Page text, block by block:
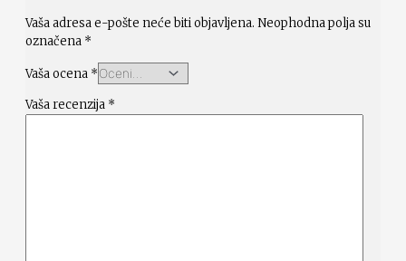
Vaša adresa e-pošte neće biti objavljena. Neophodna polja su
označena *
Vaša ocena *
Vaša recenzija *